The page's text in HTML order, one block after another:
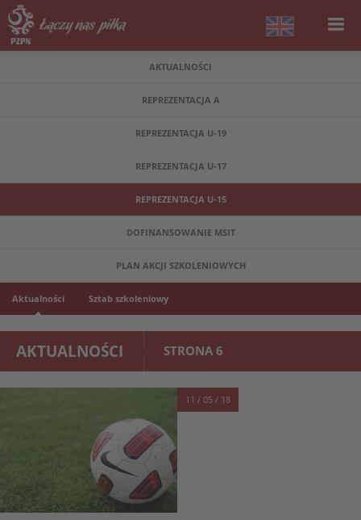
AKTUALNOŚCI
REPREZENTACJA A
REPREZENTACJA U-19
REPREZENTACJA U-17
REPREZENTACJA U-15
DOFINANSOWANIE MSIT
PLAN AKCJI SZKOLENIOWYCH
Aktualności Sztab szkoleniowy
AKTUALNOŚCI STRONA 6
11 / 05 / 18